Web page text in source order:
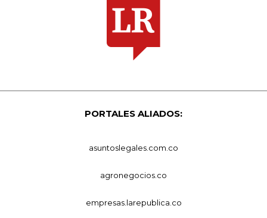
PORTALES ALIADOS:
asuntoslegales.com.co
agronegocios.co
empresas.larepublica.co